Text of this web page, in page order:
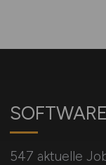
547 aktuelle